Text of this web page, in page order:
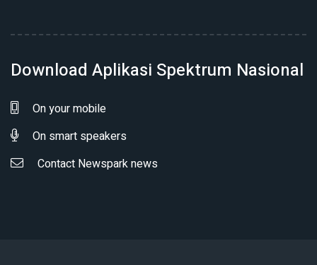
Download Aplikasi Spektrum Nasional
On your mobile
On smart speakers
Contact Newspark news